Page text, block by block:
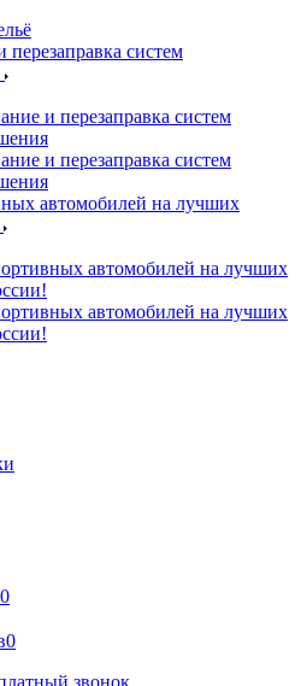
систем
и перезаправка систем
и перезаправка систем
автомобилей на лучших
автомобилей на лучших
автомобилей на лучших
0
0
звонок